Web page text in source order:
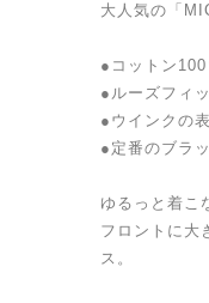
大人気の「
●コットン
●ルーズフィ
●ウインクの
●定番のブラ
ゆるっと着こ
フロントに大
ス。